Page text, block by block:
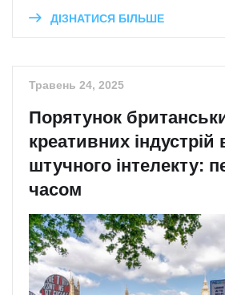
ДІЗНАТИСЯ БІЛЬШЕ
Травень 24, 2025
Порятунок
креативних індустрій
штучного інтелекту:
часом